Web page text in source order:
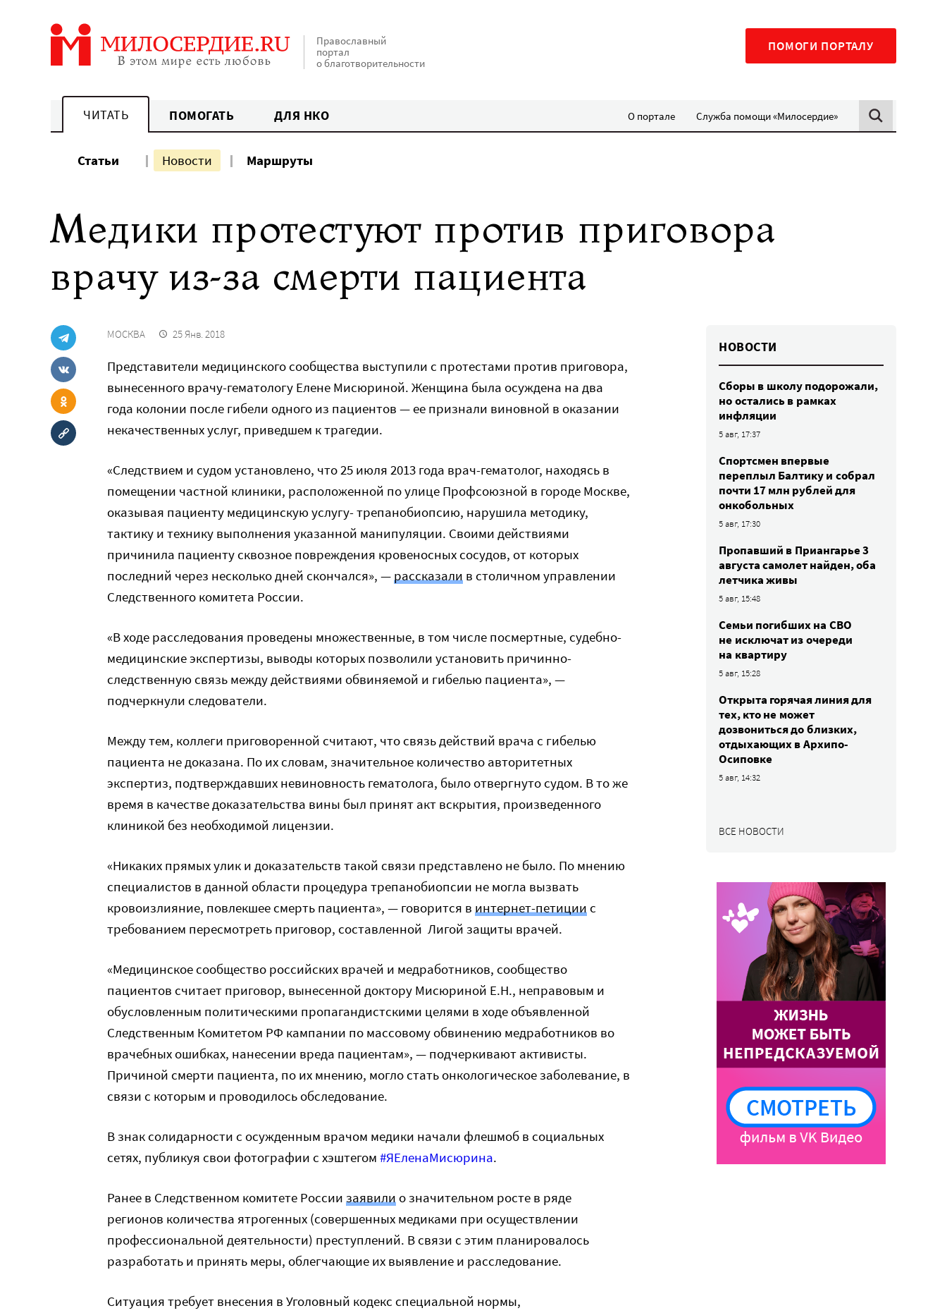
Православный
портал
о благотворительности
ПОМОГИ ПОРТАЛУ
ЧИТАТЬ ПОМОГАТЬ ДЛЯ НКО О портале Служба помощи «Милосердие»
Статьи Новости Маршруты
Медики протестуют против приговора
врачу из-за смерти пациента
МОСКВА 25 Янв. 2018
Представители медицинского сообщества выступили с протестами против приговора,
вынесенного врачу-гематологу Елене Мисюриной. Женщина была осуждена на два
года колонии после гибели одного из пациентов — ее признали виновной в оказании
некачественных услуг, приведшем к трагедии.
«Следствием и судом установлено, что 25 июля 2013 года врач-гематолог, находясь в
помещении частной клиники, расположенной по улице Профсоюзной в городе Москве,
оказывая пациенту медицинскую услугу- трепанобиопсию, нарушила методику,
тактику и технику выполнения указанной манипуляции. Своими действиями
причинила пациенту сквозное повреждения кровеносных сосудов, от которых
последний через несколько дней скончался», —рассказали в столичном управлении
Следственного комитета России.
«В ходе расследования проведены множественные, в том числе посмертные, судебно-
медицинские экспертизы, выводы которых позволили установить причинно-
следственную связь между действиями обвиняемой и гибелью пациента», —
подчеркнули следователи.
Между тем, коллеги приговоренной считают, что связь действий врача с гибелью
пациента не доказана. По их словам, значительное количество авторитетных
экспертиз, подтверждавших невиновность гематолога, было отвергнуто судом. В то же
время в качестве доказательства вины был принят акт вскрытия, произведенного
клиникой без необходимой лицензии.
«Никаких прямых улик и доказательств такой связи представлено не было. По мнению
специалистов в данной области процедура трепанобиопсии не могла вызвать
кровоизлияние, повлекшее смерть пациента», — говорится в интернет-петициис
требованием пересмотреть приговор, составленной Лигой защиты врачей.
«Медицинское сообщество российских врачей и медработников, сообщество
пациентов считает приговор, вынесенной доктору Мисюриной Е.Н., неправовым и
обусловленным политическими пропагандистскими целями в ходе объявленной
Следственным Комитетом РФ кампании по массовому обвинению медработников во
врачебных ошибках, нанесении вреда пациентам», — подчеркивают активисты.
Причиной смерти пациента, по их мнению, могло стать онкологическое заболевание, в
связи с которым и проводилось обследование.
В знак солидарности с осужденным врачом медики начали флешмоб в социальных
сетях, публикуя свои фотографии с хэштегом #ЯЕленаМисюрина.
Ранее в Следственном комитете России заявилио значительном росте в ряде
регионов количества ятрогенных (совершенных медиками при осуществлении
профессиональной деятельности) преступлений. В связи с этим планировалось
разработать и принять меры, облегчающие их выявление и расследование.
Ситуация требует внесения в Уголовный кодекс специальной нормы,
НОВОСТИ
Сборы в школу подорожали,
но остались в рамках
инфляции
5 авг, 17:37
Спортсмен впервые
переплыл Балтику и собрал
почти 17 млн рублей для
онкобольных
5 авг, 17:30
Пропавший в Приангарье 3
августа самолет найден, оба
летчика живы
5 авг, 15:48
Семьи погибших на СВО
не исключат из очереди
на квартиру
5 авг, 15:28
Открыта горячая линия для
тех, кто не может
дозвониться до близких,
отдыхающих в Архипо-
Осиповке
5 авг, 14:32
ВСЕ НОВОСТИ